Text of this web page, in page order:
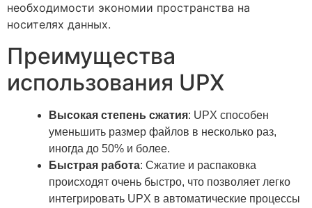
необходимости экономии пространства на
носителях данных.
Преимущества
использования UPX
Высокая степень сжатия: UPX способен
уменьшить размер файлов в несколько раз,
иногда до 50% и более.
Быстрая работа: Сжатие и распаковка
происходят очень быстро, что позволяет легко
интегрировать UPX в автоматические процессы